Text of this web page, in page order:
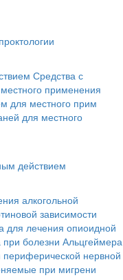
Средства с
применения
для местного прим
для местного
действием
алкогольной
зависимости
для лечения опиоидной
при болезни Альцгеймера
периферической нервной
при мигрени